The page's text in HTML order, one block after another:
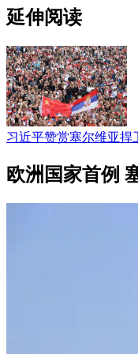
延伸阅读
习近平赞赏塞尔维亚捍
欧洲国家首例